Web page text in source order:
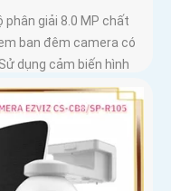
phân giải 8.0 MP chất
ban đêm camera có
dụng cảm biến hình
là một loại
liệu lên đến 512GB